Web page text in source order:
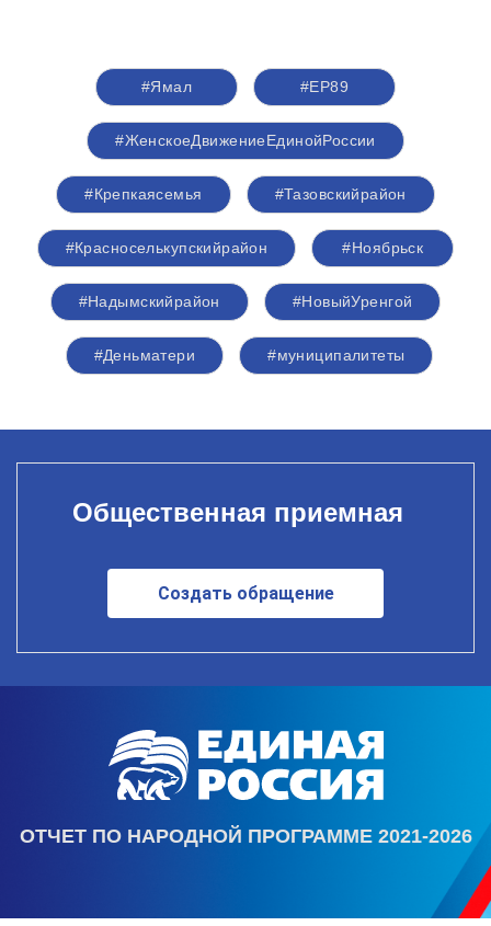
#Ямал #ЕР89
#ЖенскоеДвижениеЕдинойРоссии
#Крепкаясемья #Тазовскийрайон
#Красноселькупскийрайон #Ноябрьск
#Надымскийрайон #НовыйУренгой
#Деньматери #муниципалитеты
Общественная приемная
Создать обращение
ОТЧЕТ ПО НАРОДНОЙ ПРОГРАММЕ 2021-2026